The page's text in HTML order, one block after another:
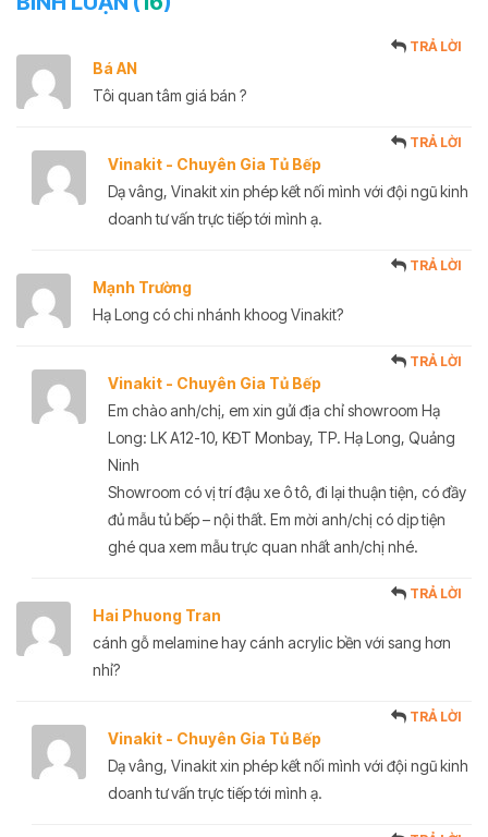
Bá AN
TRẢ LỜI
Tôi quan tâm giá bán ?
Vinakit - Chuyên Gia Tủ Bếp
TRẢ LỜI
Dạ vâng, Vinakit xin phép kết nối mình với đội ngũ kinh
doanh tư vấn trực tiếp tới mình ạ.
Mạnh Trường
TRẢ LỜI
Hạ Long có chi nhánh khoog Vinakit?
Vinakit - Chuyên Gia Tủ Bếp
TRẢ LỜI
Em chào anh/chị, em xin gửi địa chỉ showroom Hạ
Long: LK A12-10, KĐT Monbay, TP. Hạ Long, Quảng
Ninh
Showroom có vị trí đậu xe ô tô, đi lại thuận tiện, có đầy
đủ mẫu tủ bếp – nội thất. Em mời anh/chị có dịp tiện
ghé qua xem mẫu trực quan nhất anh/chị nhé.
Hai Phuong Tran
TRẢ LỜI
cánh gỗ melamine hay cánh acrylic bền với sang hơn
nhỉ?
Vinakit - Chuyên Gia Tủ Bếp
TRẢ LỜI
Dạ vâng, Vinakit xin phép kết nối mình với đội ngũ kinh
doanh tư vấn trực tiếp tới mình ạ.